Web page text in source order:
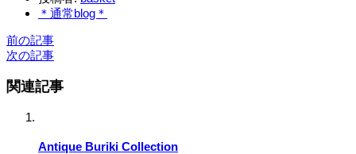
＊通常blog＊
前の記事
次の記事
関連記事
Antique Buriki Collection